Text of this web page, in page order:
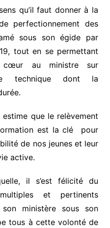
qu’il faut donner à la
perfectionnement des
sous son égide par
tout en se permettant
au ministre sur
technique dont la
que le relèvement
est la clé pour
de nos jeunes et leur
active.
il s’est félicité du
et pertinents
ministère sous son
tous à cette volonté de